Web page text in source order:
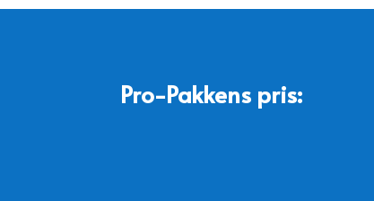
Pro-Pakkens pris: